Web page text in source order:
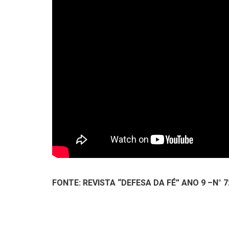
FONTE: REVISTA “DEFESA DA FÉ” ANO 9 –N°